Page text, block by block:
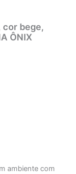
cor bege,
ÔNIX
ambiente com